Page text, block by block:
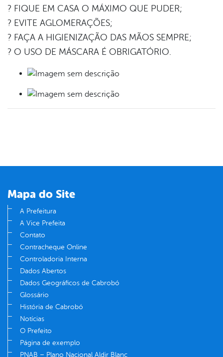
? FIQUE EM CASA O MÁXIMO QUE PUDER;
? EVITE AGLOMERAÇÕES;
? FAÇA A HIGIENIZAÇÃO DAS MÃOS SEMPRE;
? O USO DE MÁSCARA É OBRIGATÓRIO.
Mapa do Site
A Prefeitura
A Vice Prefeita
Contato
Contracheque Online
Controladoria Interna
Dados Abertos
Dados Geográficos de Cabrobó
Glossário
História de Cabrobó
Notícias
O Prefeito
Página de exemplo
PNAB – Plano Nacional Aldir Blanc